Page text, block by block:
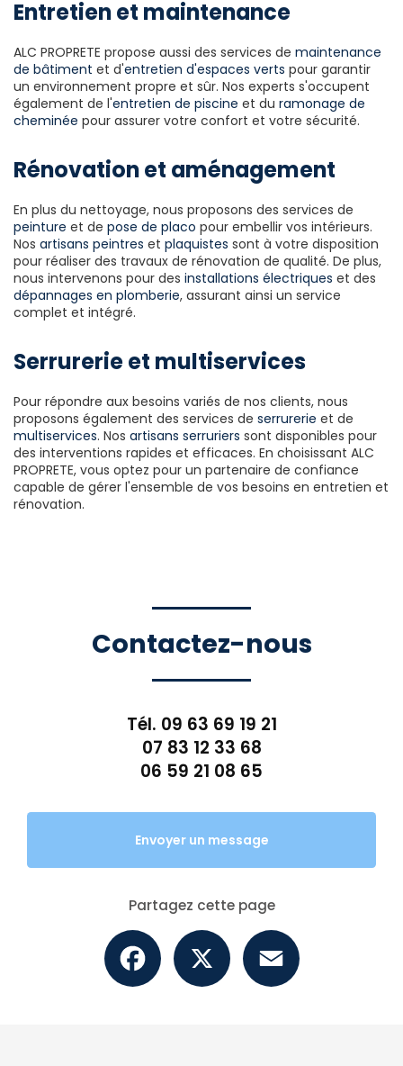
Entretien et maintenance
ALC PROPRETE propose aussi des services de maintenance
de bâtiment et d'entretien d'espaces verts pour garantir
un environnement propre et sûr. Nos experts s'occupent
également de l'entretien de piscine et du ramonage de
cheminée pour assurer votre confort et votre sécurité.
Rénovation et aménagement
En plus du nettoyage, nous proposons des services de
peinture et de pose de placo pour embellir vos intérieurs.
Nos artisans peintres et plaquistes sont à votre disposition
pour réaliser des travaux de rénovation de qualité. De plus,
nous intervenons pour des installations électriques et des
dépannages en plomberie, assurant ainsi un service
complet et intégré.
Serrurerie et multiservices
Pour répondre aux besoins variés de nos clients, nous
proposons également des services de serrurerie et de
multiservices. Nos artisans serruriers sont disponibles pour
des interventions rapides et efficaces. En choisissant ALC
PROPRETE, vous optez pour un partenaire de confiance
capable de gérer l'ensemble de vos besoins en entretien et
rénovation.
Contactez-nous
Tél. 09 63 69 19 21
07 83 12 33 68
06 59 21 08 65
Envoyer un message
Partagez cette page
Facebook